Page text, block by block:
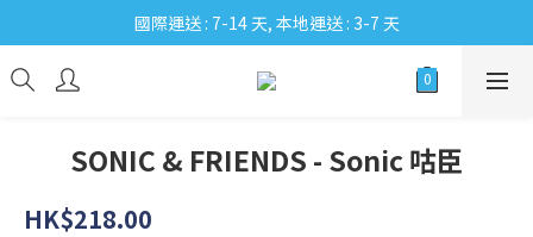
國際運送 : 7-14 天, 本地運送 : 3-7 天
SONIC & FRIENDS - Sonic 咕臣
HK$218.00